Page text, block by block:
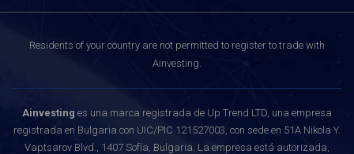
Residents of your country are not permitted to register to trade with
Ainvesting.
Ainvesting es una marca registrada de Up Trend LTD, una empresa
registrada en Bulgaria con UIC/PIC 121527003, con sede en 51A Nikola Y.
Vaptsarov Blvd., 1407 Sofía, Bulgaria. La empresa está autorizada,